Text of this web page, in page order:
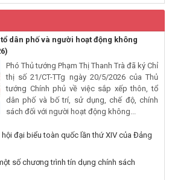
công khai hồ sơ mất Giấy chứng nhận
ông Phạm Quốc Việt và bà Nông Thị
Phường Buôn Hồ, tỉnh Đắk Lắk
số 2412/QĐ-UBND ngày 31/7/2026 của
bổ nhiệm hòa giải viên lao động trên địa
công khai Dự thảo phương án bồi
thu hồi đất để thực hiện Dự án: Cải
dân phố và người hoạt động không
Phó Thủ tướng Phạm Thị Thanh Trà đã ký Chỉ
thị số 21/CT-TTg ngày 20/5/2026 của Thủ
tướng Chính phủ về việc sắp xếp thôn, tổ
dân phố và bố trí, sử dụng, chế độ, chính
sách đối với người hoạt động không...
đại biểu toàn quốc lần thứ XIV của Đảng
số chương trình tín dụng chính sách